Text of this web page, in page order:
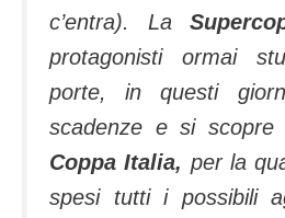
c’entra). La
protagonisti ormai
porte, in questi
scadenze e si scopre
Coppa Italia, per la
spesi tutti i possibili